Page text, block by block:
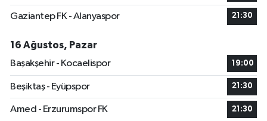
Gaziantep FK - Alanyaspor 21:30
16 Ağustos, Pazar
Başakşehir - Kocaelispor
19:00
Beşiktaş - Eyüpspor 21:30
Amed - Erzurumspor FK 21:30